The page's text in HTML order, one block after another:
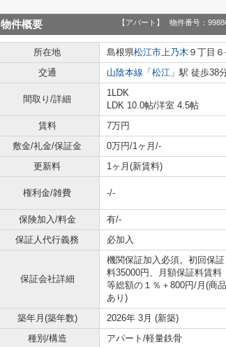
物件概要 【アパート】 物件番号：
所在地 島根県松江市上乃木 ９丁目６
交通
山陰本線 「 松江 」駅 徒歩38
間取り/詳細
1LDK
LDK 10.0帖/洋室 4.5帖
賃料 7万円
敷金/礼金/保証金
0万円/1ヶ月/-
更新料
1ヶ月(新賃料)
権利金/雑費 -/-
保険加入/料金
有/-
保証人代行義務
必加入
保証会社詳細
機関保証加入必須。初回保証
料35000円、月額保証料賃料
等総額の１％＋800円/月(商品
あり)
築年月(築年数) 2026年 3月 (新築)
種別/構造
アパート/軽量鉄骨